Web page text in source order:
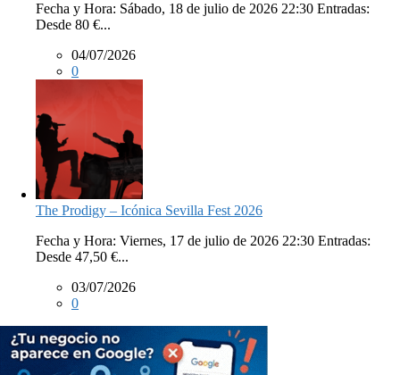
Fecha y Hora: Sábado, 18 de julio de 2026 22:30 Entradas:
Desde 80 €...
04/07/2026
0
The Prodigy – Icónica Sevilla Fest 2026
Fecha y Hora: Viernes, 17 de julio de 2026 22:30 Entradas:
Desde 47,50 €...
03/07/2026
0